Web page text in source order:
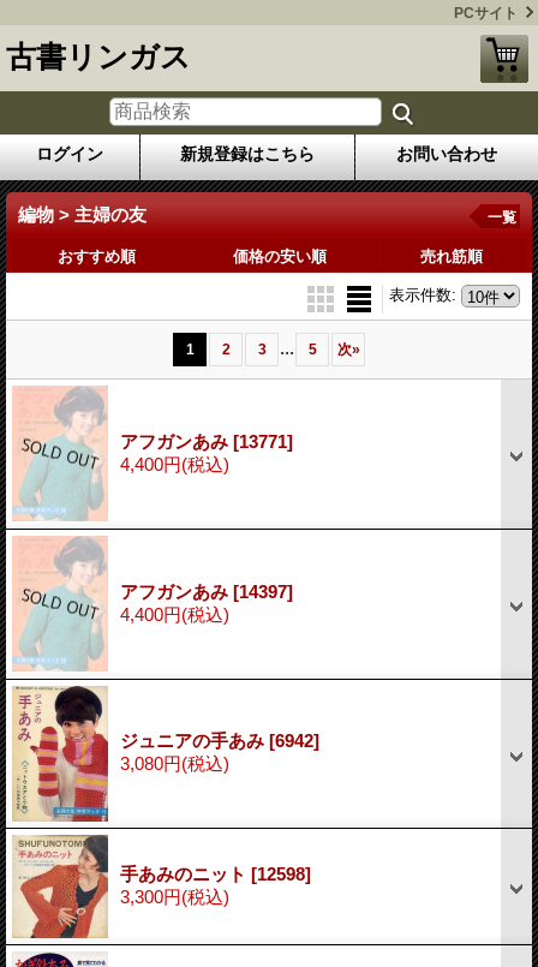
PCサイト
古書リンガス
ログイン 新規登録はこちら お問い合わせ
編物 > 主婦の友 一覧
おすすめ順 価格の安い順 売れ筋順
表示件数:
1 2 3 ... 5 次»
アフガンあみ [13771]
4,400円(税込)
アフガンあみ [14397]
4,400円(税込)
ジュニアの手あみ [6942]
3,080円(税込)
手あみのニット [12598]
3,300円(税込)